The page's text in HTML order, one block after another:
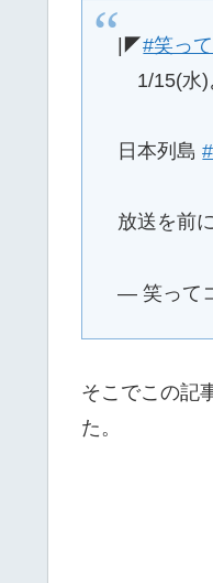
|◤#笑っ
1/15(水)
日本列島
放送を前
— 笑って
そこでこの記
た。